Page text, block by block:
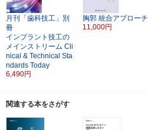
月刊「歯科技工」別
冊
インプラント技工の
メインストリーム Cli
nical & Technical Sta
ndards Today
6,490円
胸郭 統合アプローチ
11,000円
関連する本をさがす